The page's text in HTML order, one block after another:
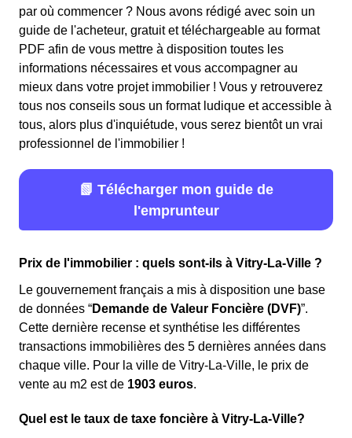
par où commencer ? Nous avons rédigé avec soin un
guide de l'acheteur, gratuit et téléchargeable au format
PDF afin de vous mettre à disposition toutes les
informations nécessaires et vous accompagner au
mieux dans votre projet immobilier ! Vous y retrouverez
tous nos conseils sous un format ludique et accessible à
tous, alors plus d'inquiétude, vous serez bientôt un vrai
professionnel de l'immobilier !
📗 Télécharger mon guide de
l'emprunteur
Prix de l'immobilier : quels sont-ils à Vitry-La-Ville ?
Le gouvernement français a mis à disposition une base
de données “Demande de Valeur Foncière (DVF)”.
Cette dernière recense et synthétise les différentes
transactions immobilières des 5 dernières années dans
chaque ville. Pour la ville de Vitry-La-Ville, le prix de
vente au m2 est de 1903 euros.
Quel est le taux de taxe foncière à Vitry-La-Ville?